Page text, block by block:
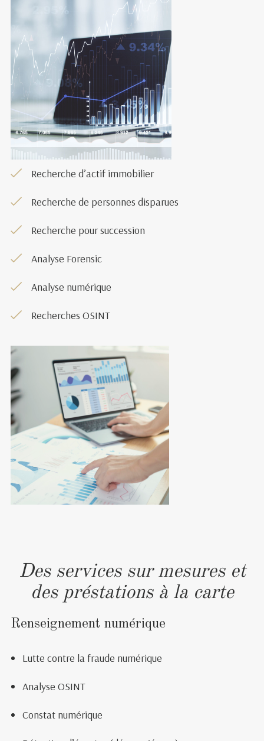
Recherche d’actif immobilier
Recherche de personnes disparues
Recherche pour succession
Analyse Forensic
Analyse numérique
Recherches OSINT
Des services sur mesures et
des préstations à la carte
Renseignement numérique
Lutte contre la fraude numérique
Analyse OSINT
Constat numérique